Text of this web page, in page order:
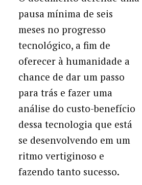
pausa mínima de seis
meses no progresso
tecnológico, a fim de
oferecer à humanidade a
chance de dar um passo
para trás e fazer uma
análise do custo-benefício
dessa tecnologia que está
se desenvolvendo em um
ritmo vertiginoso e
fazendo tanto sucesso.